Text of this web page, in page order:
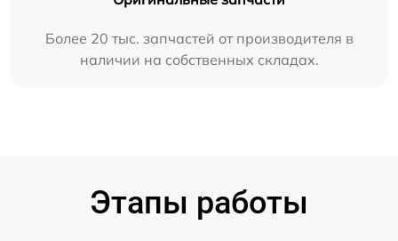
Более 20 тыс. запчастей от производителя в
наличии на собственных складах.
Этапы работы